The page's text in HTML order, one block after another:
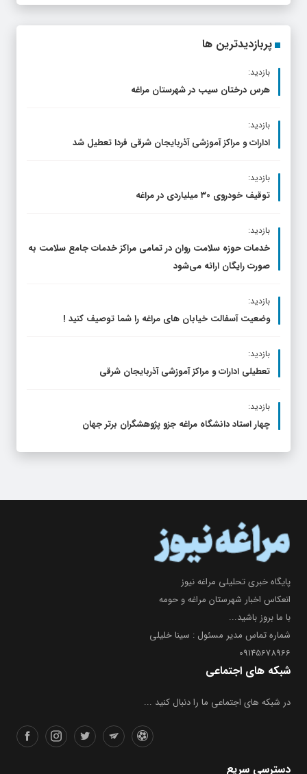
پربازدیدترین ها
بازدید:
هرس درختان سیب در شهرستان مراغه
بازدید:
ادارات و مراکز آموزشی آذربایجان شرقی فردا تعطیل شد
بازدید:
توقیف خودروی ۳۰ میلیاردی در مراغه
بازدید:
خدمات حوزه سلامت روان در تمامی مراکز خدمات جامع سلامت به
صورت رایگان ارائه می‌شود
بازدید:
وضعیت آسفالت خیابان های مراغه را شما توصیف کنید !
بازدید:
تعطیلی ادارات و مراکز آموزشی آذربایجان شرقی
بازدید:
چهار استاد دانشگاه مراغه جزو پژوهشگران برتر جهان
پایگاه خبری تحلیلی مراغه نیوز
انعکاس اخبار شهرستان مراغه و حومه
با ما بروز باشید...
شماره تماس مدیر مسئول : سینا خلیلی
09145678966
شبکه های اجتماعی
در شبکه های اجتماعی ما را دنبال کنید ...
دسترسی سریع